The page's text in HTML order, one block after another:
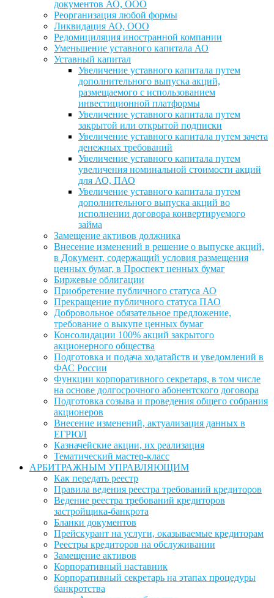
документов АО, ООО
Реорганизация любой формы
Ликвидация АО, ООО
Редомициляция иностранной компании
Уменьшение уставного капитала АО
Уставный капитал
Увеличение уставного капитала путем
дополнительного выпуска акций,
размещаемого с использованием
инвестиционной платформы
Увеличение уставного капитала путем
закрытой или открытой подписки
Увеличение уставного капитала путем зачета
денежных требований
Увеличение уставного капитала путем
увеличения номинальной стоимости акций
для АО, ПАО
Увеличение уставного капитала путем
дополнительного выпуска акций во
исполнении договора конвертируемого
займа
Замещение активов должника
Внесение изменений в решение о выпуске акций,
в Документ, содержащий условия размещения
ценных бумаг, в Проспект ценных бумаг
Биржевые облигации
Приобретение публичного статуса АО
Прекращение публичного статуса ПАО
Добровольное обязательное предложение,
требование о выкупе ценных бумаг
Консолидации 100% акций закрытого
акционерного общества
Подготовка и подача ходатайств и уведомлений в
ФАС России
Функции корпоративного секретаря, в том числе
на основе долгосрочного абонентского договора
Подготовка созыва и проведения общего собрания
акционеров
Внесение изменений, актуализация данных в
ЕГРЮЛ
Казначейские акции, их реализация
Тематический мастер-класс
АРБИТРАЖНЫМ УПРАВЛЯЮЩИМ
Как передать реестр
Правила ведения реестра требований кредиторов
Ведение реестра требований кредиторов
застройщика-банкрота
Бланки документов
Прейскурант на услуги, оказываемые кредиторам
Реестры кредиторов на обслуживании
Замещение активов
Корпоративный наставник
Корпоративный секретарь на этапах процедуры
банкротства